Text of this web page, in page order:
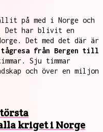
på med i Norge och
Det har blivit en
Det med det där är
tågresa från Bergen till
Sju timmar
och över en miljon
kriget i Norge